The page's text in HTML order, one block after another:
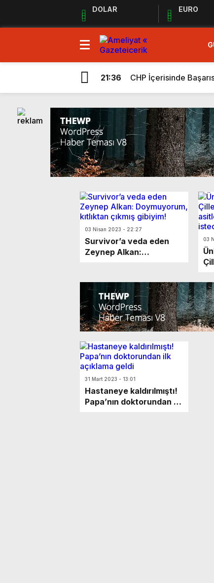
DOLAR EURO
14:56
EKREM
22:45
CHP BORNOVA’DA
21:36
CHP İçerisinde
0:38
DEĞİŞİMCİLER
18:03
HIRS-DÜŞÜŞ-
13:02
DERHALCİLER!
20:01
Savaşın
20:29
“Haydi geçmiş olsun
21:53
İnsanlık ve Yapay
14:56
EKREM
22:45
CHP BORNOVA’DA
03 Nisan 2023 - 22:27
Survivor’a veda eden
Zeynep Alkan:
03
31 Mart 2023 - 13:01
Hastaneye kaldırılmıştı!
Papa’nın doktorundan ilk